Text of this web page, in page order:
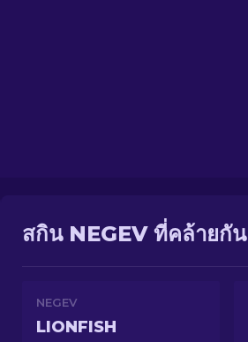
สกิน NEGEV ที่คล้ายกัน
NEGEV
LIONFISH